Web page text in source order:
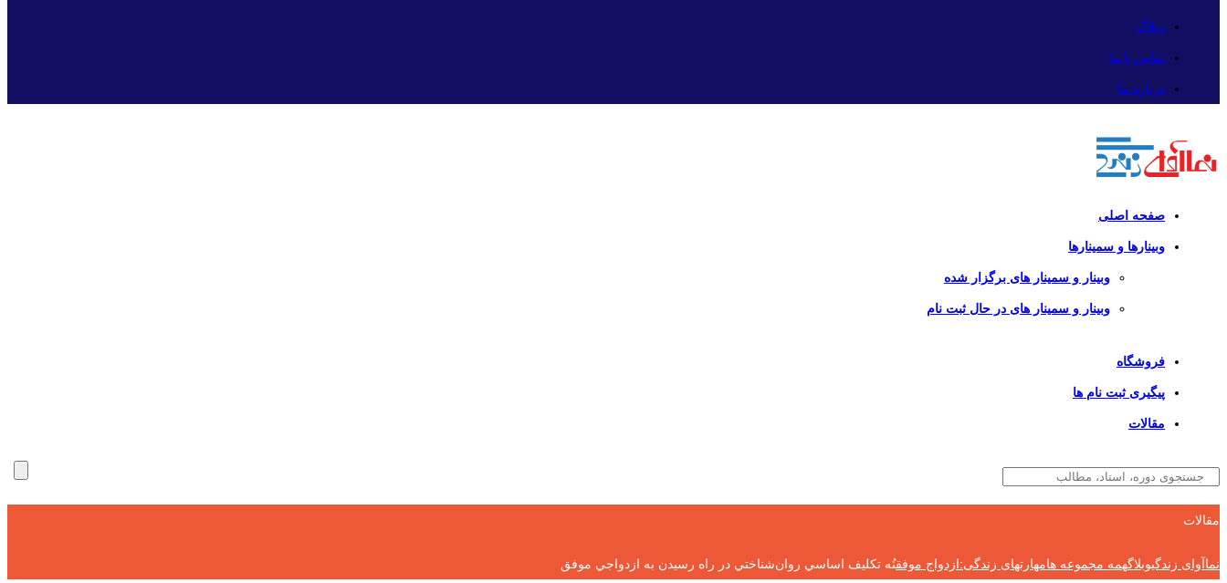
وبلاگ
تماس با ما
درباره ما
صفحه اصلی
وبینارها و سمینارها
وبینار و سمینار های برگزار شده
وبینار و سمینار های در حال ثبت نام
فروشگاه
پیگیری ثبت نام ها
مقالات
مقالات
نماآوای زندگیوبلاگهمه مجموعه هامهارتهای زندگی:ازدواج موفقنُه تكليف اساسي روان‌شناختي در راه رسيدن به ازدواجي موفق